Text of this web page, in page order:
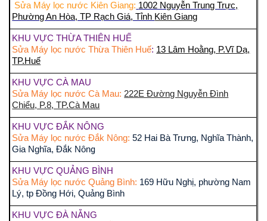
Sửa Máy lọc nước Kiên Giang: 1002 Nguyễn Trung Trực,
Phường An Hòa, TP Rạch Giá, Tỉnh Kiên Giang
KHU VỰC THỪA THIÊN HUẾ
Sửa Máy lọc nước Thừa Thiên Huế: 13 Lâm Hoằng, P.Vĩ Dạ,
TP.Huế
KHU VỰC CÀ MAU
Sửa Máy lọc nước Cà Mau: 222E Đường Nguyễn Đình
Chiểu, P.8, TP.Cà Mau
KHU VỰC ĐẮK NÔNG
Sửa Máy lọc nước Đắk Nông: 52 Hai Bà Trưng, Nghĩa Thành,
Gia Nghĩa, Đắk Nông
KHU VỰC QUẢNG BÌNH
Sửa Máy lọc nước Quảng Bình: 169 Hữu Nghị, phường Nam
Lý, tp Đồng Hới, Quảng Bình
KHU VỰC ĐÀ NẴNG